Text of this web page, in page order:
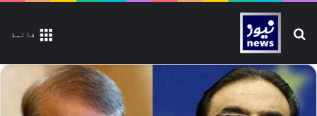
قائمة تلاش کیجیے